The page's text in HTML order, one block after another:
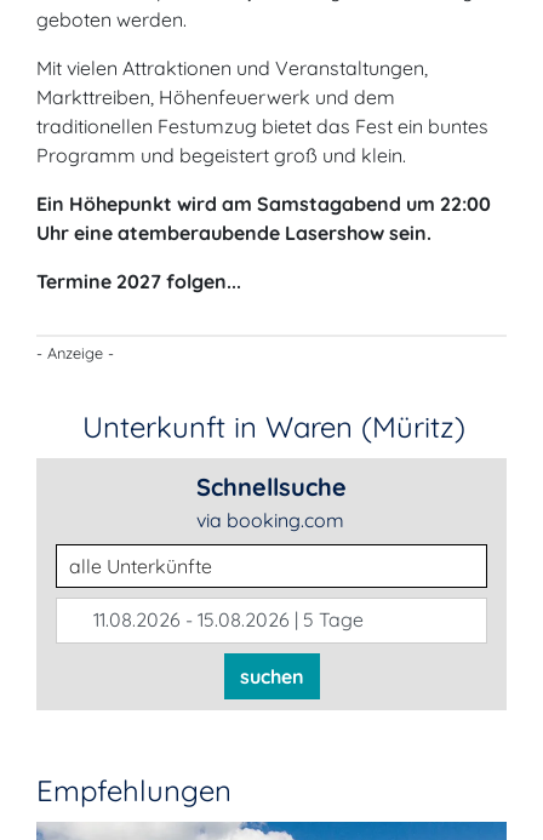
geboten werden.
Mit vielen Attraktionen und Veranstaltungen,
Markttreiben, Höhenfeuerwerk und dem
traditionellen Festumzug bietet das Fest ein buntes
Programm und begeistert groß und klein.
Ein Höhepunkt wird am Samstagabend um 22:00
Uhr eine atemberaubende Lasershow sein.
Termine 2027 folgen...
- Anzeige -
Unterkunft in Waren (Müritz)
Schnellsuche
via booking.com
Unterkunftsart
11.08.2026 - 15.08.2026 | 5 Tage
suchen
Empfehlungen